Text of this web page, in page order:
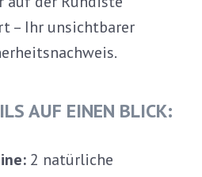
– Ihr unsichtbarer
AUF EINEN BLICK:
2 natürliche